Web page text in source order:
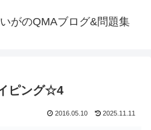
がのQMAブログ&問題集
ピング☆4
2016.05.10 2025.11.11